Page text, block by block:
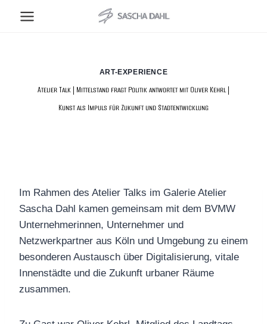
Inhalt
ART-EXPERIENCE
Atelier Talk | Mittelstand fragt Politik antwortet mit Oliver Kehrl |
Kunst als Impuls für Zukunft und Stadtentwicklung
Im Rahmen des Atelier Talks im Galerie Atelier
Sascha Dahl kamen gemeinsam mit dem BVMW
Unternehmerinnen, Unternehmer und
Netzwerkpartner aus Köln und Umgebung zu einem
besonderen Austausch über Digitalisierung, vitale
Innenstädte und die Zukunft urbaner Räume
zusammen.